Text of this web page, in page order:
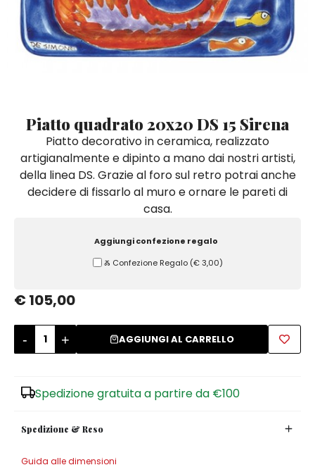
Piatto quadrato 20x20 DS 15 Sirena
Piatto decorativo in ceramica, realizzato
artigianalmente e dipinto a mano dai nostri artisti,
della linea DS. Grazie al foro sul retro potrai anche
decidere di fissarlo al muro e ornare le pareti di
casa.
Aggiungi confezione regalo
Ⰶ Confezione Regalo (€ 3,00)
€ 105,00
- + AGGIUNGI AL CARRELLO
Spedizione gratuita a partire da €100
Spedizione & Reso
Guida alle dimensioni
Quadri e Pannelli per Pareti
Vasi
Scatole
Tegamini
Portatovaglioli
Sale e Pepe - Olio e Aceto
Set Sushi
Sottopentola & Sottobottiglia
Tazzine da Caffè con Piattino
Zuccheriere
De Simone per Giusina
Tozzetti
Vasi Mignon
Secchielli Portaghiaccio
Servizi di Piatti
Tazzine da Caffè con Piattino
Tegami e Zuppiere
Teiere
Tovaglie
Tovagliette Americane & Sottopiatti
Secchielli Portaghiaccio
Servizi di Piatti
Tazzine da Caffè con Piattino
Tegami e Zuppiere
Teiere
Tovaglie
Tovagliette Americane & Sottopiatti